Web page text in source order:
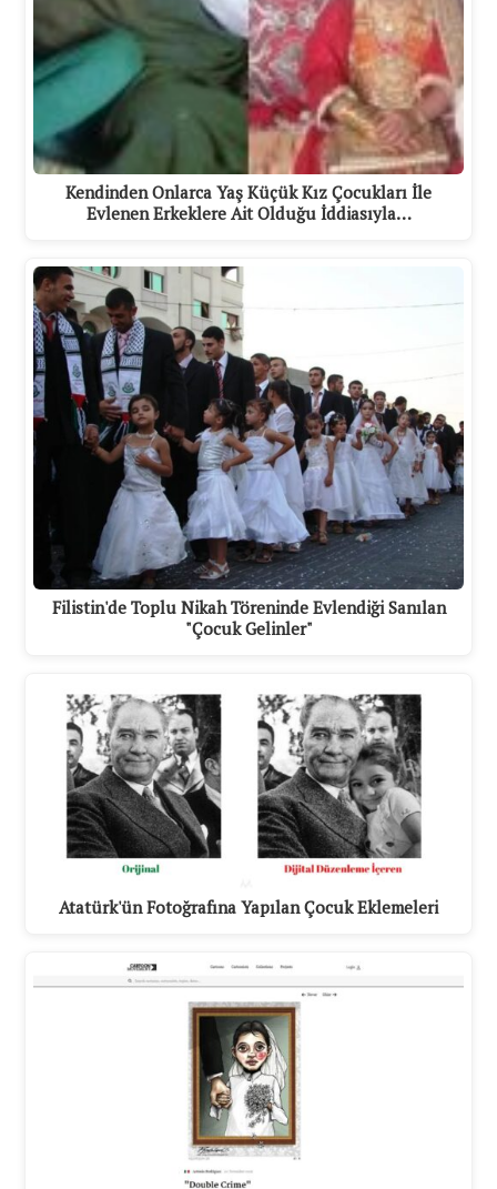
Kendinden Onlarca Yaş Küçük Kız Çocukları İle
Evlenen Erkeklere Ait Olduğu İddiasıyla…
Filistin'de Toplu Nikah Töreninde Evlendiği Sanılan
"Çocuk Gelinler"
Atatürk'ün Fotoğrafına Yapılan Çocuk Eklemeleri